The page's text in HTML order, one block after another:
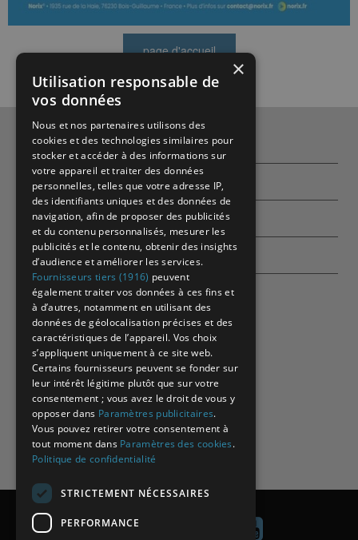
Qui sommes-nous ?
Partenaires
Contactez-nous
Echographes
×
Utilisation responsable de
vos données
Nous et nos partenaires utilisons des
cookies et des technologies similaires pour
stocker et accéder à des informations sur
votre appareil et traiter des données
personnelles, telles que votre adresse IP,
des identifiants uniques et des données de
navigation, afin de proposer des publicités
et du contenu personnalisés, mesurer les
publicités et le contenu, obtenir des insights
d’audience et améliorer les services.
Fournisseurs tiers (1916) peuvent
également traiter vos données à ces fins et
à d’autres, notamment en utilisant des
données de géolocalisation précises et des
caractéristiques de l’appareil. Vos choix
s’appliquent uniquement à ce site web.
Certains fournisseurs peuvent se fonder sur
leur intérêt légitime plutôt que sur votre
consentement ; vous avez le droit de vous y
opposer dans Paramètres publicitaires.
Vous pouvez retirer votre consentement à
tout moment dans Paramètres des cookies.
Politique de confidentialité
STRICTEMENT NÉCESSAIRES
PERFORMANCE